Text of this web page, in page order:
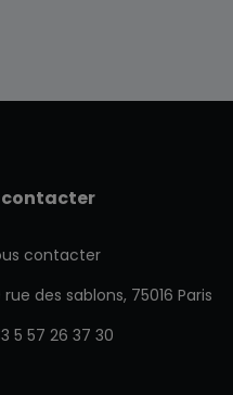
contacter
contacter
rue des sablons, 75016 Paris
5 57 26 37 30